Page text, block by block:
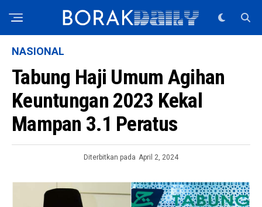
NASIONAL
Tabung Haji Umum Agihan
Keuntungan 2023 Kekal
Mampan 3.1 Peratus
Diterbitkan pada April 2, 2024